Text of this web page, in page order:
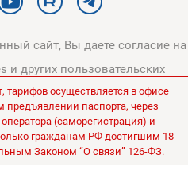
сайт, Вы даете согласие на
и других пользовательских
конфиденциальности
персональных данных
указаны без НДС.
тарифов осуществляется в офисе
предъявлении паспорта, через
(саморегистрация) и
гражданам РФ достигшим 18
Законом “О связи” 126-ФЗ.